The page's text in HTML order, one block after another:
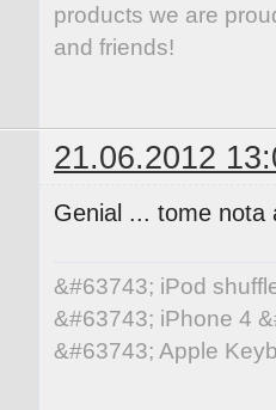
products we are
and friends!
21.06.2012
Genial ... tome nota
&#63743; iPod
&#63743; iPhone 4
&#63743; Apple